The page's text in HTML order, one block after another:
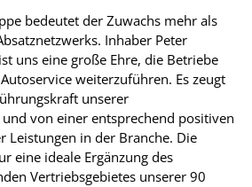
bedeutet der Zuwachs mehr als
Inhaber Peter
uns eine große Ehre, die Betriebe
weiterzuführen. Es zeugt
unserer
von einer entsprechend positiven
Leistungen in der Branche. Die
eine ideale Ergänzung des
Vertriebsgebietes unserer 90